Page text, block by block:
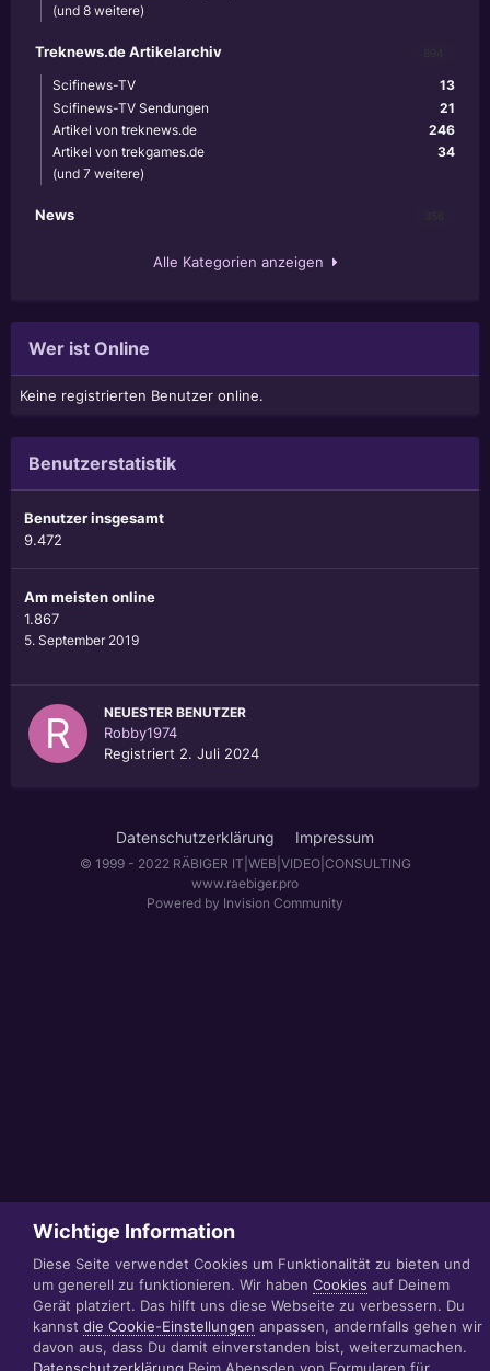
(und 8 weitere)
Treknews.de Artikelarchiv
13
Scifinews-TV
21
Scifinews-TV Sendungen
246
Artikel von treknews.de
34
Artikel von trekgames.de
(und 7 weitere)
News
Alle Kategorien anzeigen
Wer ist Online
Keine registrierten Benutzer online.
Benutzerstatistik
Benutzer insgesamt
9.472
Am meisten online
1.867
5. September 2019
NEUESTER BENUTZER
Robby1974
Registriert 2. Juli 2024
Datenschutzerklärung Impressum
© 1999 - 2022 RÄBIGER IT|WEB|VIDEO|CONSULTING
www.raebiger.pro
Powered by Invision Community
Wichtige Information
Diese Seite verwendet Cookies um Funktionalität zu bieten und
um generell zu funktionieren. Wir haben Cookies auf Deinem
Gerät platziert. Das hilft uns diese Webseite zu verbessern. Du
kannst die Cookie-Einstellungen anpassen, andernfalls gehen wir
davon aus, dass Du damit einverstanden bist, weiterzumachen.
Datenschutzerklärung Beim Abensden von Formularen für